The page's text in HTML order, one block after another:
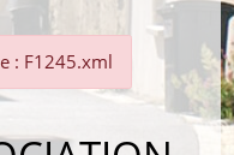
: F1245.xml